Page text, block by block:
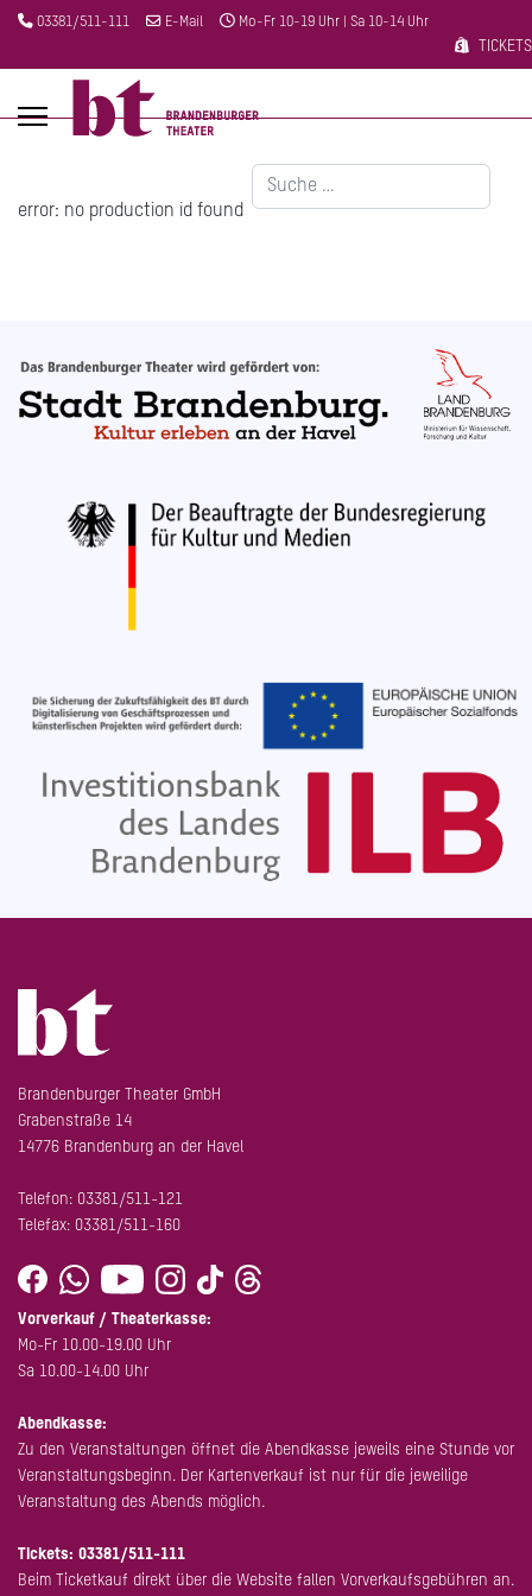
03381/511-111 E-Mail Mo-Fr 10-19 Uhr | Sa 10-14 Uhr
TICKETS
Suchen
error: no production id found
Brandenburger Theater GmbH
Grabenstraße 14
14776 Brandenburg an der Havel
Telefon: 03381/511-121
Telefax: 03381/511-160
Vorverkauf / Theaterkasse:
Mo-Fr 10.00-19.00 Uhr
Sa 10.00-14.00 Uhr
Abendkasse:
Zu den Veranstaltungen öffnet die Abendkasse jeweils eine Stunde vor
Veranstaltungsbeginn. Der Kartenverkauf ist nur für die jeweilige
Veranstaltung des Abends möglich.
Tickets: 03381/511-111
Beim Ticketkauf direkt über die Website fallen Vorverkaufsgebühren an.